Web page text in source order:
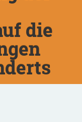
die